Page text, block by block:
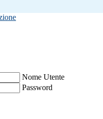
Nome Utente
Password